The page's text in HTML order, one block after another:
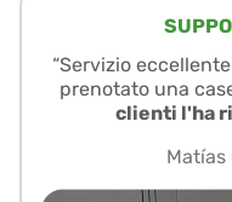
“Servizio
prenotato una
clienti l'ha
Matías